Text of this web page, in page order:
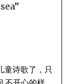
”
童诗歌了，只